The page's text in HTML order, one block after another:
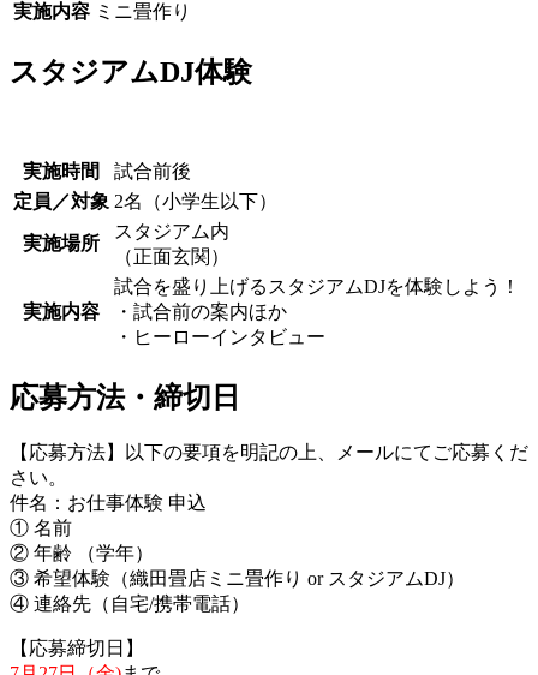
実施内容 ミニ畳作り
スタジアムDJ体験
実施時間
試合前後
定員／対象 2名（小学生以下）
実施場所
スタジアム内
（正面玄関）
実施内容
試合を盛り上げるスタジアムDJを体験しよう！
・試合前の案内ほか
・ヒーローインタビュー
応募方法・締切日
【応募方法】以下の要項を明記の上、メールにてご応募くだ
さい。
件名：お仕事体験 申込
① 名前
② 年齢 （学年）
③ 希望体験（織田畳店ミニ畳作り or スタジアムDJ）
④ 連絡先（自宅/携帯電話）
【応募締切日】